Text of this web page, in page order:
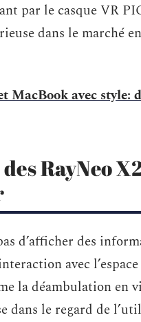
par le casque VR
dans le marché
MacBook avec style:
RayNeo
d’afficher des
avec
la déambulation en
le regard de